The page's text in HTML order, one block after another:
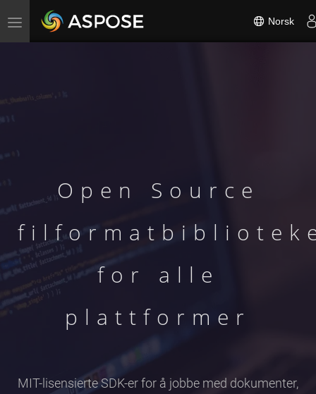
Toggle
navigation
Norsk
Open Source
for alle
plattformer
MIT-lisensierte SDK-er for å jobbe med dokumenter,